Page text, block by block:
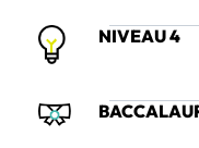
NIVEAU 4